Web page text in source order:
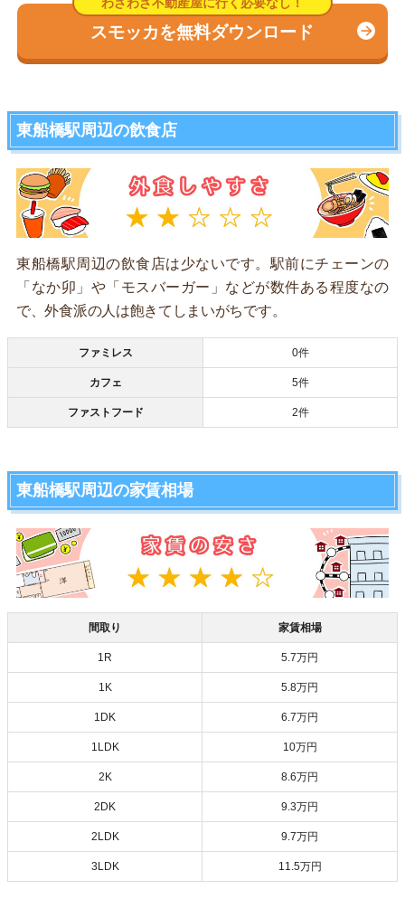
スモッカを無料ダウンロード
東船橋駅周辺の飲食店
東船橋駅周辺の飲食店は少ないです。駅前にチェーンの
「なか卯」や「モスバーガー」などが数件ある程度なの
で、外食派の人は飽きてしまいがちです。
ファミレス 0件
カフェ 5件
ファストフード 2件
東船橋駅周辺の家賃相場
間取り 家賃相場
1R 5.7万円
1K 5.8万円
1DK 6.7万円
1LDK 10万円
2K 8.6万円
2DK 9.3万円
2LDK 9.7万円
3LDK 11.5万円